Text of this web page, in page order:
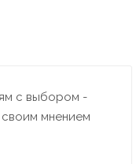
с выбором -
своим мнением